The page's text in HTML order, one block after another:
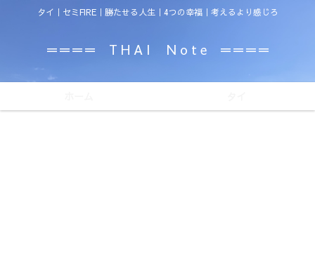
タイ｜セミFIRE｜勝たせる人生｜4つの幸福｜考えるより感じろ
＝＝＝＝ T H A I N o t e ＝＝＝＝